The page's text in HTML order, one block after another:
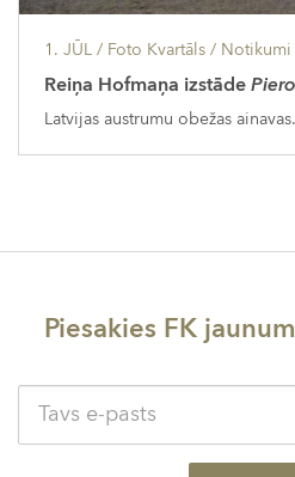
1. JŪL / Foto Kvartāls / Notikumi
Reiņa Hofmaņa izstāde
Latvijas austrumu obežas ainavas.
Piesakies FK